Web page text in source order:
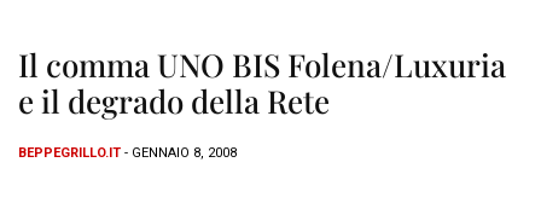
Il comma UNO BIS Folena/Luxuria
e il degrado della Rete
BEPPEGRILLO.IT - GENNAIO 8, 2008